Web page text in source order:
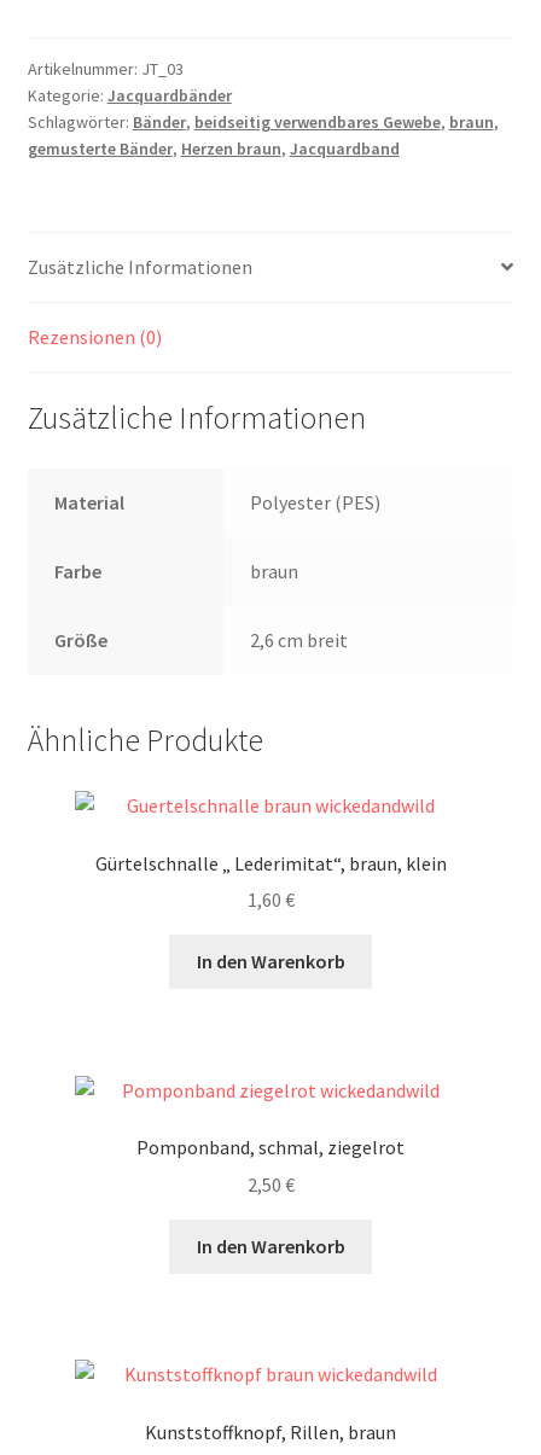
Herzen
braun
Menge
Artikelnummer: JT_03
Kategorie: Jacquardbänder
Schlagwörter: Bänder, beidseitig verwendbares Gewebe, braun,
gemusterte Bänder, Herzen braun, Jacquardband
Zusätzliche Informationen
Rezensionen (0)
Zusätzliche Informationen
Material Polyester (PES)
Farbe braun
Größe 2,6 cm breit
Ähnliche Produkte
Gürtelschnalle „ Lederimitat“, braun, klein
1,60 €
In den Warenkorb
Pomponband, schmal, ziegelrot
2,50 €
In den Warenkorb
Kunststoffknopf, Rillen, braun